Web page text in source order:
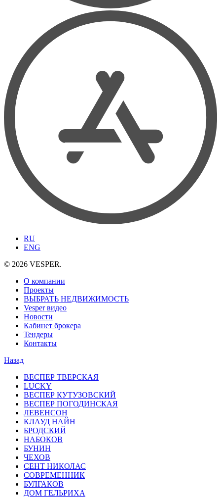
RU
ENG
© 2026 VESPER.
О компании
Проекты
ВЫБРАТЬ НЕДВИЖИМОСТЬ
Vesper видео
Новости
Кабинет брокера
Тендеры
Контакты
Назад
ВЕСПЕР ТВЕРСКАЯ
LUCKY
ВЕСПЕР КУТУЗОВСКИЙ
ВЕСПЕР ПОГОДИНСКАЯ
ЛЕВЕНСОН
КЛАУД НАЙН
БРОДСКИЙ
НАБОКОВ
БУНИН
ЧЕХОВ
СЕНТ НИКОЛАС
СОВРЕМЕННИК
БУЛГАКОВ
ДОМ ГЕЛЬРИХА